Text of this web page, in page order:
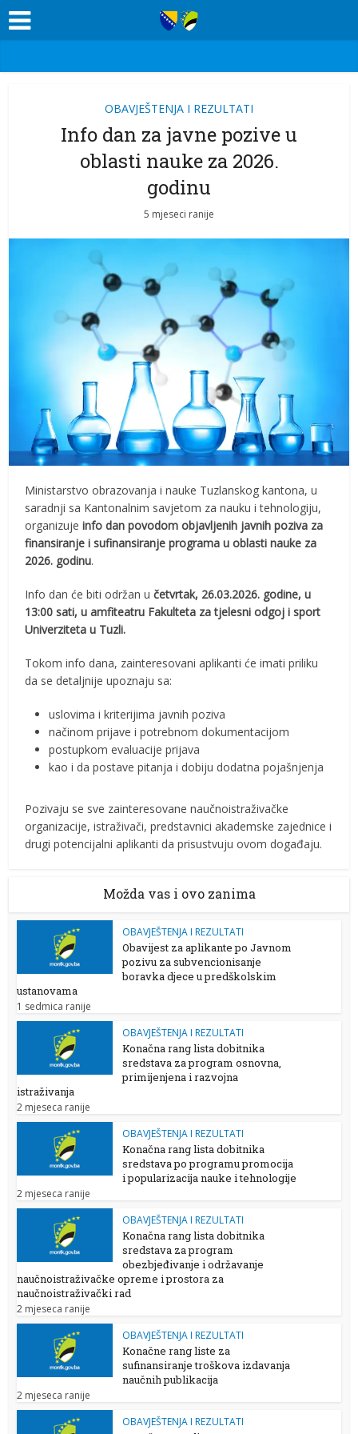
OBAVJEŠTENJA I REZULTATI
Info dan za javne pozive u
oblasti nauke za 2026.
godinu
5 mjeseci ranije
Ministarstvo obrazovanja i nauke Tuzlanskog kantona, u
saradnji sa Kantonalnim savjetom za nauku i tehnologiju,
organizujeinfo dan povodom objavljenih javnih poziva za
finansiranje i sufinansiranje programa u oblasti nauke za
2026. godinu.
Info dan će biti održan učetvrtak, 26.03.2026. godine, u
13:00 sati, u amfiteatru Fakulteta za tjelesni odgoj i sport
Univerziteta u Tuzli.
Tokom info dana, zainteresovani aplikanti će imati priliku
da se detaljnije upoznaju sa:
uslovima i kriterijima javnih poziva
načinom prijave i potrebnom dokumentacijom
postupkom evaluacije prijava
kao i da postave pitanja i dobiju dodatna pojašnjenja
Pozivaju se sve zainteresovane naučnoistraživačke
organizacije, istraživači, predstavnici akademske zajednice i
drugi potencijalni aplikanti da prisustvuju ovom događaju.
Možda vas i ovo zanima
OBAVJEŠTENJA I REZULTATI
Obavijest za aplikante po Javnom
pozivu za subvencionisanje
boravka djece u predškolskim
ustanovama
1 sedmica ranije
OBAVJEŠTENJA I REZULTATI
Konačna rang lista dobitnika
sredstava za program osnovna,
primijenjena i razvojna
istraživanja
2 mjeseca ranije
OBAVJEŠTENJA I REZULTATI
Konačna rang lista dobitnika
sredstava po programu promocija
i popularizacija nauke i tehnologije
2 mjeseca ranije
OBAVJEŠTENJA I REZULTATI
Konačna rang lista dobitnika
sredstava za program
obezbjeđivanje i održavanje
naučnoistraživačke opreme i prostora za
naučnoistraživački rad
2 mjeseca ranije
OBAVJEŠTENJA I REZULTATI
Konačne rang liste za
sufinansiranje troškova izdavanja
naučnih publikacija
2 mjeseca ranije
OBAVJEŠTENJA I REZULTATI